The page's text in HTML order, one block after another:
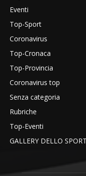
Eventi
Top-Sport
Coronavirus
Top-Cronaca
Top-Provincia
Coronavirus top
Senza categoria
Rubriche
Top-Eventi
GALLERY DELLO SPORT